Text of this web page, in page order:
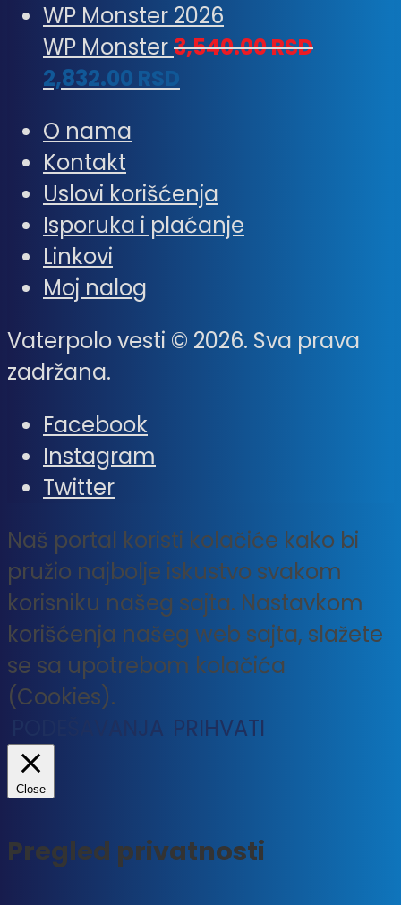
WP Monster3,540.00RSD
2,832.00 RSD
O nama
Kontakt
Uslovi korišćenja
Isporuka i plaćanje
Linkovi
Moj nalog
Vaterpolo vesti © 2026. Sva prava
zadržana.
Facebook
Instagram
Twitter
Naš portal koristi kolačiće kako bi
pružio najbolje iskustvo svakom
korisniku našeg sajta. Nastavkom
korišćenja našeg web sajta, slažete
se sa upotrebom kolačića
(Cookies).
PODEŠAVANJA PRIHVATI
Close
Pregled privatnosti